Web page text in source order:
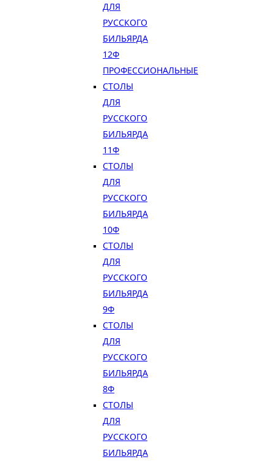
ДЛЯ
РУССКОГО
БИЛЬЯРДА
12Ф
ПРОФЕССИОНАЛЬНЫЕ
СТОЛЫ
ДЛЯ
РУССКОГО
БИЛЬЯРДА
11Ф
СТОЛЫ
ДЛЯ
РУССКОГО
БИЛЬЯРДА
10Ф
СТОЛЫ
ДЛЯ
РУССКОГО
БИЛЬЯРДА
9Ф
СТОЛЫ
ДЛЯ
РУССКОГО
БИЛЬЯРДА
8Ф
СТОЛЫ
ДЛЯ
РУССКОГО
БИЛЬЯРДА